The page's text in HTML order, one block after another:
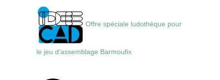
Offre spéciale ludothèque pour
le jeu d’assemblage Barmoufix